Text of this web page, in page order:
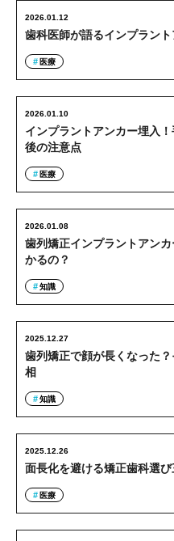
歯科医師が語るインプラン
2026.01.12
医療
インプラントアンカー埋入
後の注意点
2026.01.10
医療
歯列矯正インプラントアン
かるの？
2026.01.08
知識
歯列矯正で顔が長くなった
相
2025.12.27
知識
面長化を避ける矯正歯科選び
2025.12.26
医療